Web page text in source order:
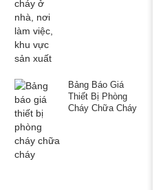
Bảng Báo Giá
Thiết Bị Phòng
Cháy Chữa Cháy